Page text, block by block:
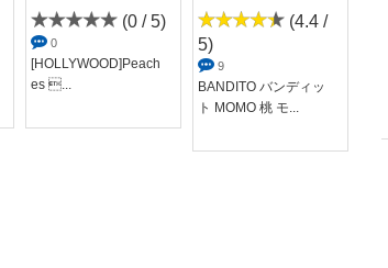
(0 / 5)
0
[HOLLYWOOD]Peach
es ...
(4.4 /
5)
9
BANDITO バンディッ
ト MOMO 桃 モ...